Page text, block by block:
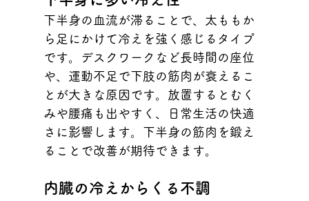
下半身の血流が滞ることで、太ももか
ら足にかけて冷えを強く感じるタイプ
です。デスクワークなど長時間の座位
や、運動不足で下肢の筋肉が衰えるこ
とが大きな原因です。放置するとむく
みや腰痛も出やすく、日常生活の快適
さに影響します。下半身の筋肉を鍛え
ることで改善が期待できます。
内臓の冷えからくる不調